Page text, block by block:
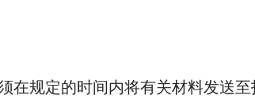
在规定的时间内将有关材料发送